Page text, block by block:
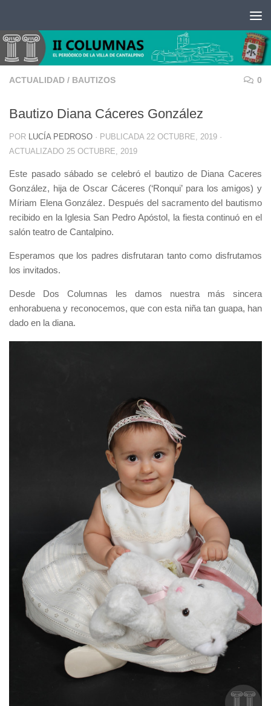
ACTUALIDAD / BAUTIZOS 0
Bautizo Diana Cáceres González
POR LUCÍA PEDROSO · PUBLICADA 22 OCTUBRE, 2019 ·
ACTUALIZADO 25 OCTUBRE, 2019
Este pasado sábado se celebró el bautizo de Diana Caceres
González, hija de Oscar Cáceres (‘Ronqui’ para los amigos) y
Míriam Elena González. Después del sacramento del bautismo
recibido en la Iglesia San Pedro Apóstol, la fiesta continuó en el
salón teatro de Cantalpino.
Esperamos que los padres disfrutaran tanto como disfrutamos
los invitados.
Desde Dos Columnas les damos nuestra más sincera
enhorabuena y reconocemos, que con esta niña tan guapa, han
dado en la diana.